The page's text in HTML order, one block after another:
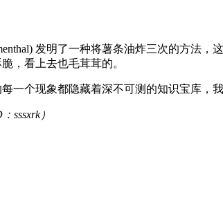
发明了一种将薯条油炸三次的方法
，看上去也毛茸茸的。
一个现象都隐藏着深不可测的知识宝库，
sssxrk）